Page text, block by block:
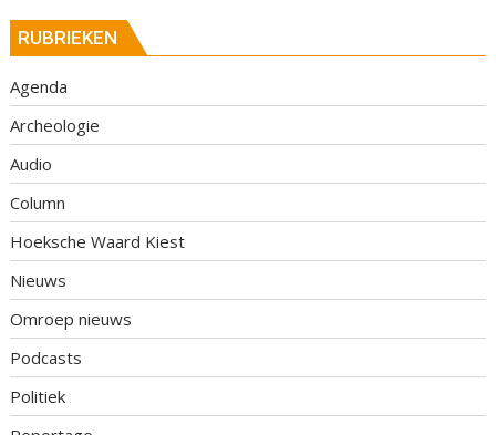
RUBRIEKEN
Agenda
Archeologie
Audio
Column
Hoeksche Waard Kiest
Nieuws
Omroep nieuws
Podcasts
Politiek